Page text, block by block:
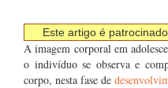
Este artigo é
A imagem corporal em
o indivíduo se observa e
corpo, nesta fase de